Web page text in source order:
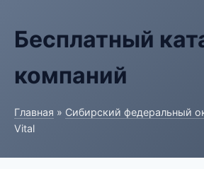
Бесплатный
компаний
Главная » Сибирский федеральный
Vital